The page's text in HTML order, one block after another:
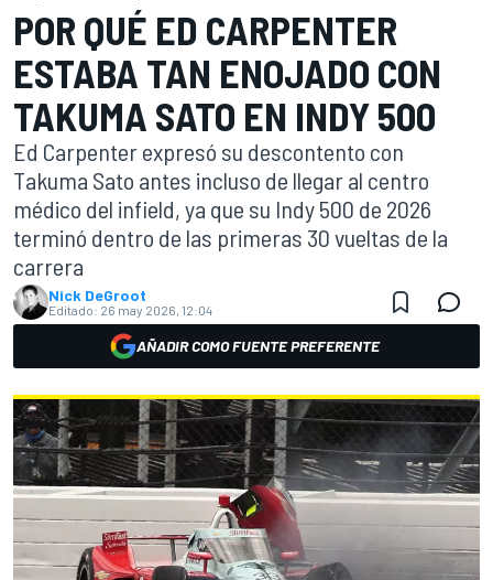
POR QUÉ ED CARPENTER
ESTABA TAN ENOJADO CON
TAKUMA SATO EN INDY 500
Ed Carpenter expresó su descontento con
Takuma Sato antes incluso de llegar al centro
médico del infield, ya que su Indy 500 de 2026
terminó dentro de las primeras 30 vueltas de la
carrera
Nick DeGroot
Editado: 26 may 2026, 12:04
AÑADIR COMO FUENTE PREFERENTE